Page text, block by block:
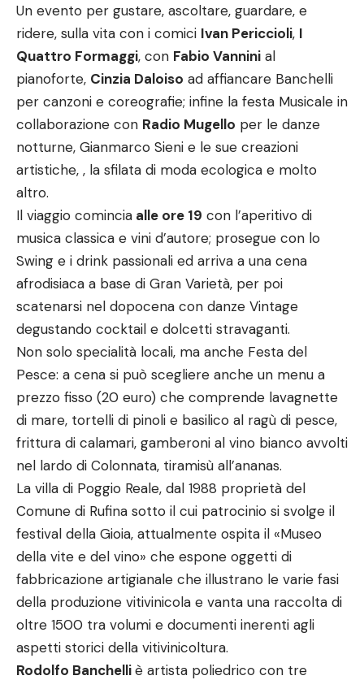
Un evento per gustare, ascoltare, guardare, e
ridere, sulla vita con i comici Ivan Periccioli, I
Quattro Formaggi, con Fabio Vannini al
pianoforte, Cinzia Daloiso ad affiancare Banchelli
per canzoni e coreografie; infine la festa Musicale in
collaborazione con Radio Mugello per le danze
notturne, Gianmarco Sieni e le sue creazioni
artistiche, , la sfilata di moda ecologica e molto
altro.
Il viaggio comincia alle ore 19 con l’aperitivo di
musica classica e vini d’autore; prosegue con lo
Swing e i drink passionali ed arriva a una cena
afrodisiaca a base di Gran Varietà, per poi
scatenarsi nel dopocena con danze Vintage
degustando cocktail e dolcetti stravaganti.
Non solo specialità locali, ma anche Festa del
Pesce: a cena si può scegliere anche un menu a
prezzo fisso (20 euro) che comprende lavagnette
di mare, tortelli di pinoli e basilico al ragù di pesce,
frittura di calamari, gamberoni al vino bianco avvolti
nel lardo di Colonnata, tiramisù all’ananas.
La villa di Poggio Reale, dal 1988 proprietà del
Comune di Rufina sotto il cui patrocinio si svolge il
festival della Gioia, attualmente ospita il «Museo
della vite e del vino» che espone oggetti di
fabbricazione artigianale che illustrano le varie fasi
della produzione vitivinicola e vanta una raccolta di
oltre 1500 tra volumi e documenti inerenti agli
aspetti storici della vitivinicoltura.
Rodolfo Banchelliè artista poliedrico con tre